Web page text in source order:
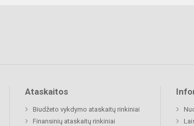
Ataskaitos
Biudžeto vykdymo ataskaitų rinkiniai
Finansinių ataskaitų rinkiniai